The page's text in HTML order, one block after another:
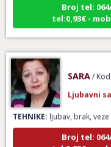
tel:0,93€ -
TEHNIKE:ljubav, brak, veze
Broj tel:
tel:0,93€ -